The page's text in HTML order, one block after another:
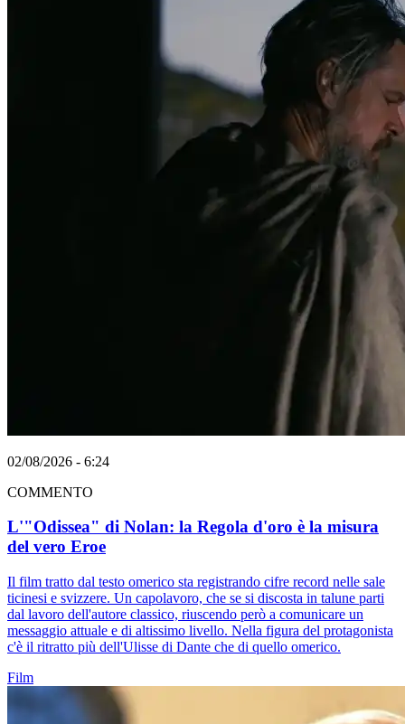
02/08/2026 - 6:24
COMMENTO
L'"Odissea" di Nolan: la Regola d'oro è la misura
del vero Eroe
Il film tratto dal testo omerico sta registrando cifre record nelle sale
ticinesi e svizzere. Un capolavoro, che se si discosta in talune parti
dal lavoro dell'autore classico, riuscendo però a comunicare un
messaggio attuale e di altissimo livello. Nella figura del protagonista
c'è il ritratto più dell'Ulisse di Dante che di quello omerico.
Film